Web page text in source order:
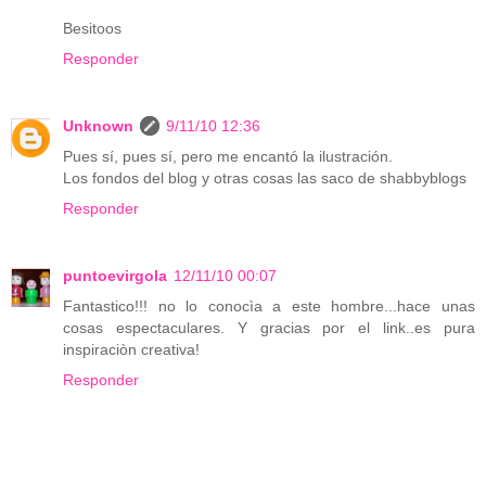
Besitoos
Responder
Unknown
9/11/10 12:36
Pues sí, pues sí, pero me encantó la ilustración.
Los fondos del blog y otras cosas las saco de shabbyblogs
Responder
puntoevirgola 12/11/10 00:07
Fantastico!!! no lo conocìa a este hombre...hace unas
cosas espectaculares. Y gracias por el link..es pura
inspiraciòn creativa!
Responder